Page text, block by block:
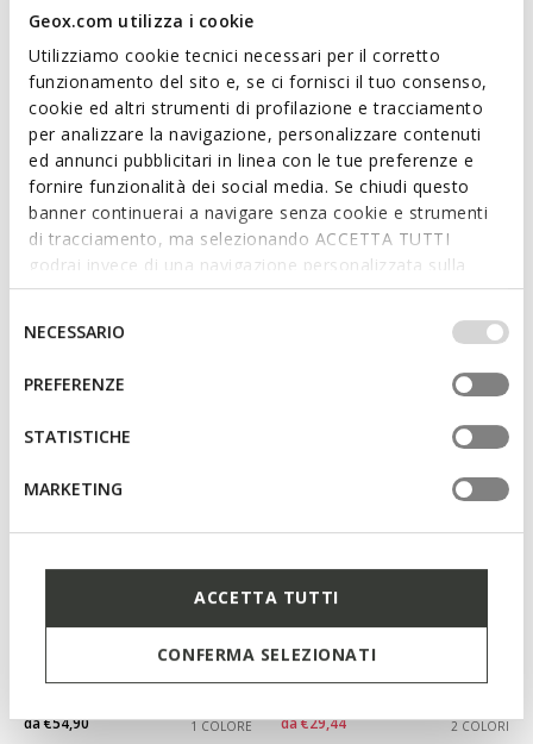
Geox.com utilizza i cookie
Utilizziamo cookie tecnici necessari per il corretto
funzionamento del sito e, se ci fornisci il tuo consenso,
cookie ed altri strumenti di profilazione e tracciamento
per analizzare la navigazione, personalizzare contenuti
ed annunci pubblicitari in linea con le tue preferenze e
fornire funzionalità dei social media. Se chiudi questo
banner continuerai a navigare senza cookie e strumenti
di tracciamento, ma selezionando ACCETTA TUTTI
godrai invece di una navigazione personalizzata sulla
base dei tuoi gusti ed interessi. Selezionando
IMPOSTAZIONI potrai anche scegliere quali cookies ed
altri strumenti di tracciamento autorizzare. Per maggiori
informazioni o per modificare in qualsiasi momento le
tue impostazioni, visita la nostra
consenso
NECESSARIO
PREFERENZE
STATISTICHE
MARKETING
ACCETTA TUTTI
CONFERMA SELEZIONATI
3D
ONLINE EXCLUSIVE SOSTENIBILE
CASEY BAMBINA
da€64,90
PLIE BAMBINA
1 COLORE
da€54,90 1 COLORE
da€29,44 2 COLORI